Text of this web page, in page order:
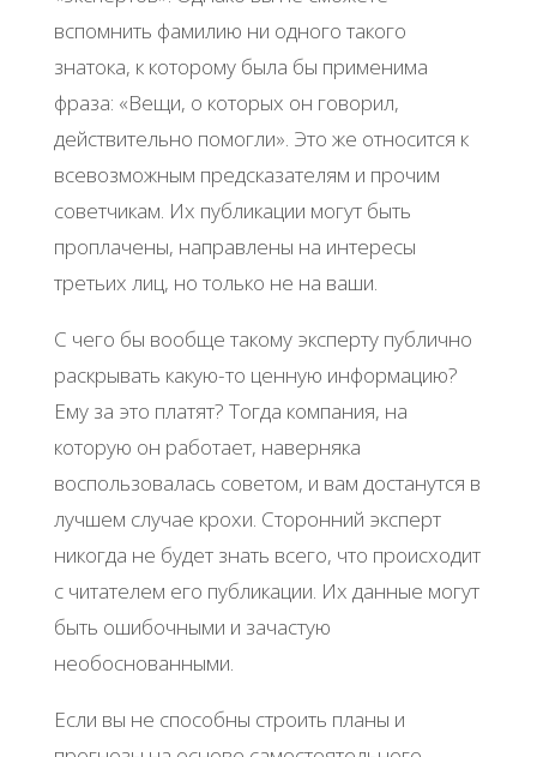
вспомнить фамилию ни одного такого
знатока, к которому была бы применима
фраза: «Вещи, о которых он говорил,
действительно помогли». Это же относится к
всевозможным предсказателям и прочим
советчикам. Их публикации могут быть
проплачены, направлены на интересы
третьих лиц, но только не на ваши.
С чего бы вообще такому эксперту публично
раскрывать какую-то ценную информацию?
Ему за это платят? Тогда компания, на
которую он работает, наверняка
воспользовалась советом, и вам достанутся в
лучшем случае крохи. Сторонний эксперт
никогда не будет знать всего, что происходит
с читателем его публикации. Их данные могут
быть ошибочными и зачастую
необоснованными.
Если вы не способны строить планы и